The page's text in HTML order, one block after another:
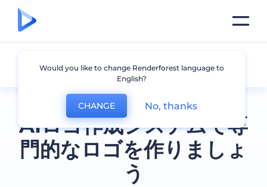
AIロゴ作成システムで専
門的なロゴを作りましょ
う
全てのロゴ
Would you like to change Renderforest language to
English?
CHANGE No, thanks